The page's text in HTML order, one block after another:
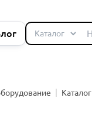
Каталог